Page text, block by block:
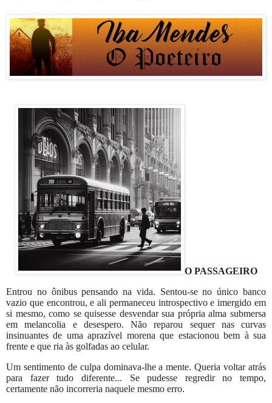
O PASSAGEIRO
Entrou no ônibus pensando na vida. Sentou-se no único banco
vazio que encontrou, e ali permaneceu introspectivo e imergido em
si mesmo, como se quisesse desvendar sua própria alma submersa
em melancolia e desespero. Não reparou sequer nas curvas
insinuantes de uma aprazível morena que estacionou bem à sua
frente e que ria às golfadas ao celular.
Um sentimento de culpa dominava-lhe a mente. Queria voltar atrás
para fazer tudo diferente... Se pudesse regredir no tempo,
certamente não incorreria naquele mesmo erro.